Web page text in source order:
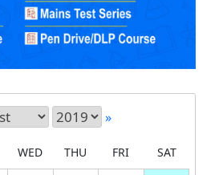
»
WED THU FRI SAT